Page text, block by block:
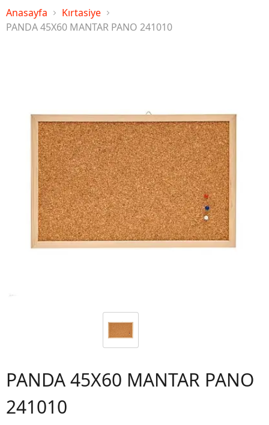
Anasayfa
Kırtasiye
PANDA 45X60 MANTAR PANO 241010
PANDA 45X60 MANTAR PANO
241010